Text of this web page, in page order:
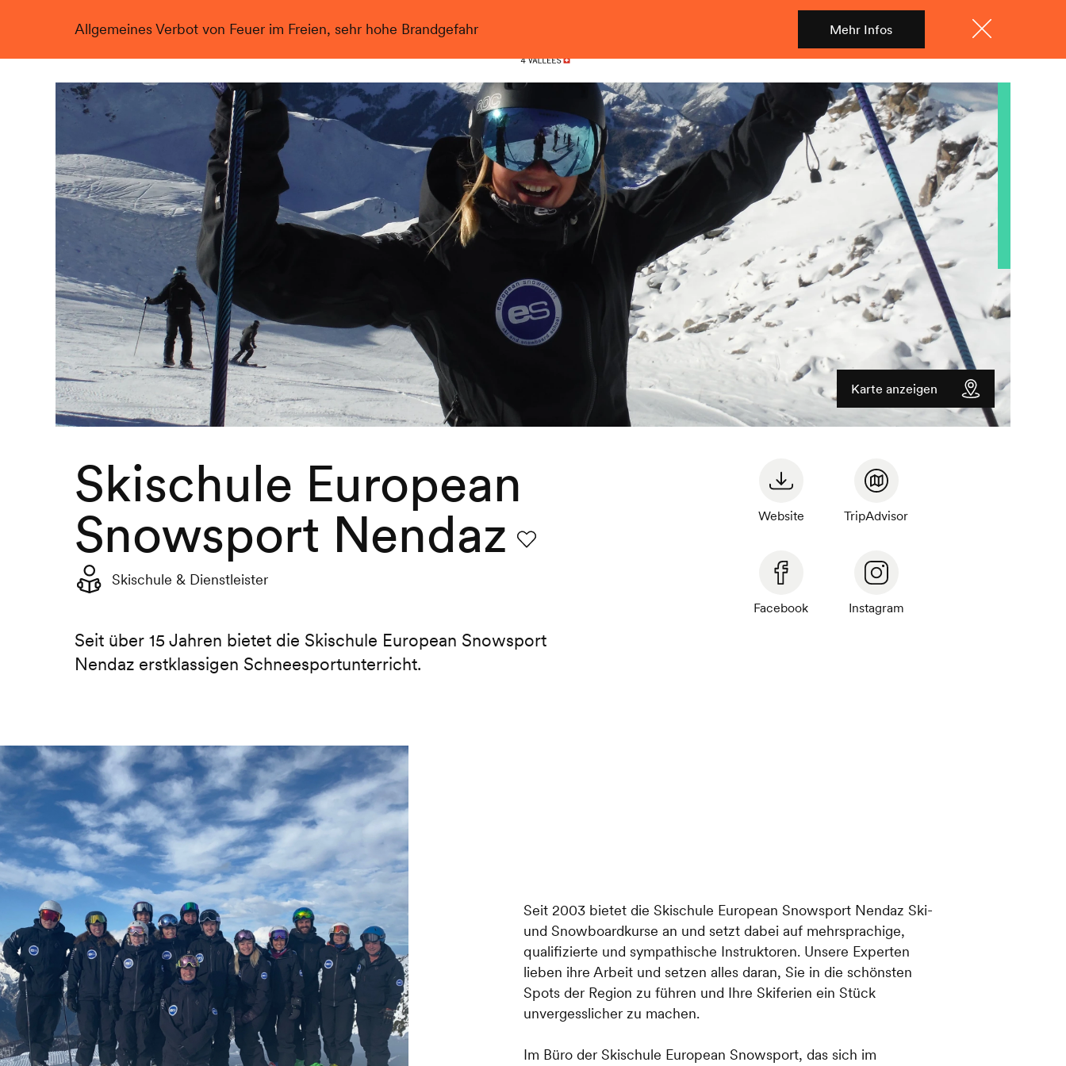
Allgemeines Verbot von Feuer im Freien, sehr hohe Brandgefahr Mehr Infos
Nendaz
Menü
Shop
Live
Karte anzeigen
Skischule European
Snowsport Nendaz
Skischule & Dienstleister
Seit über 15 Jahren bietet die Skischule European Snowsport
Nendaz erstklassigen Schneesportunterricht.
Website TripAdvisor
Facebook Instagram
Seit 2003 bietet die Skischule European Snowsport Nendaz Ski-
und Snowboardkurse an und setzt dabei auf mehrsprachige,
qualifizierte und sympathische Instruktoren. Unsere Experten
lieben ihre Arbeit und setzen alles daran, Sie in die schönsten
Spots der Region zu führen und Ihre Skiferien ein Stück
unvergesslicher zu machen.
Im Büro der Skischule European Snowsport, das sich im